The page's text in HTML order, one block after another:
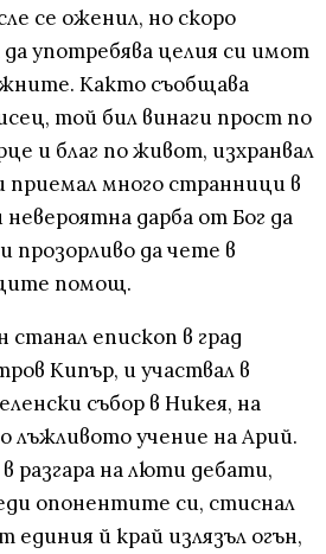
се оженил, но скоро
да употребява целия си имот
Както съобщава
той бил винаги прост по
и благ по живот, изхранвал
приемал много странници в
дарба от Бог да
прозорливо да чете в
помощ.
епископ в град
Кипър, и участвал в
събор в Никея, на
лъжливото учение на Арий.
разгара на люти дебати,
опонентите си, стиснал
единия й край излязъл огън,